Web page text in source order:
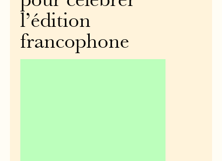
l’édition
francophone